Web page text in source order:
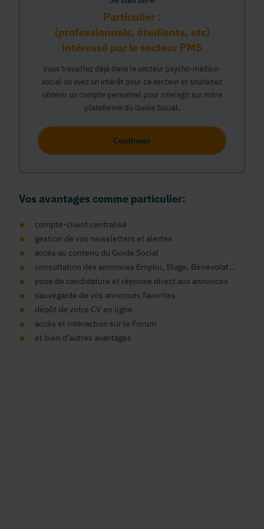
Particulier :
(professionnels, étudiants, etc)
intéressé par le secteur PMS
Vous travaillez déjà dans le secteur psycho-médico-
social ou avez un intérêt pour ce secteur et souhaitez
obtenir un compte personnel pour interagir sur notre
plateforme du Guide Social.
Continuer
Vos avantages comme particulier:
compte-client centralisé
gestion de vos newsletters et alertes
accés au contenu du Guide Social
consultation des annonces Emploi, Stage, Bénévolat...
pose de candidature et réponse direct aux annonces
sauvegarde de vos annonces favorites
dépôt de votre CV en ligne
accès et interaction sur le Forum
et bien d'autres avantages